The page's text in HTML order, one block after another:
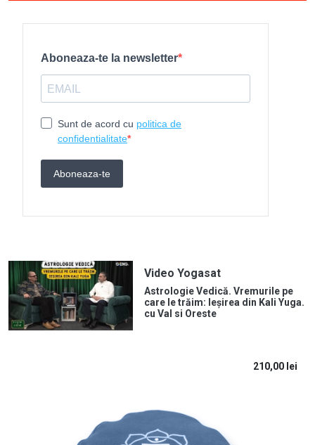
Video Yogasat
Astrologie Vedică. Vremurile pe
care le trăim: Ieșirea din Kali Yuga.
cu Val si Oreste
210,00 lei